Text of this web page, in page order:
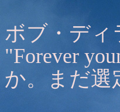
ボブ・ディ
"Forever
か。まだ選